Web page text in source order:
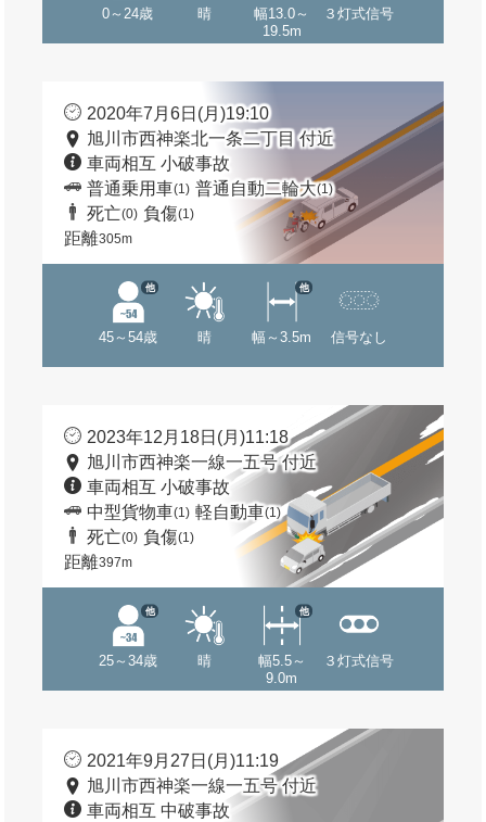
0～24歳 晴
幅13.0～
19.5m
３灯式信号
2020年7月6日(月)19:10
旭川市西神楽北一条二丁目 付近
車両相互 小破事故
普通乗用車(1) 普通自動二輪大(1)
死亡(0) 負傷(1)
距離305m
45～54歳
他
晴 幅～3.5m
他
信号なし
2023年12月18日(月)11:18
旭川市西神楽一線一五号 付近
車両相互 小破事故
中型貨物車(1) 軽自動車(1)
死亡(0) 負傷(1)
距離397m
25～34歳
他
晴
幅5.5～
9.0m
他
３灯式信号
2021年9月27日(月)11:19
旭川市西神楽一線一五号 付近
車両相互 中破事故